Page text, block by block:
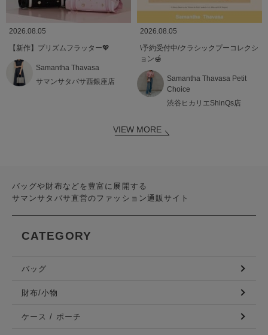
2026.08.05
【新作】プリズムフラッター💖
Samantha Thavasa
サマンサタバサ西銀座店
2026.08.05
\予約受付中/クラシックプーコレクシ
ョン🍯
Samantha Thavasa Petit
Choice
渋谷ヒカリエShinQs店
VIEW MORE
バッグや財布などを豊富に展開する
サマンサタバサ直営のファッション通販サイト
CATEGORY
バッグ
財布/小物
ケース / ポーチ